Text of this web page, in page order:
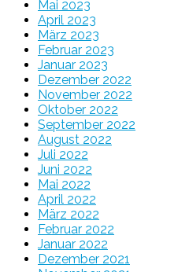
Mai 2023
April 2023
März 2023
Februar 2023
Januar 2023
Dezember 2022
November 2022
Oktober 2022
September 2022
August 2022
Juli 2022
Juni 2022
Mai 2022
April 2022
März 2022
Februar 2022
Januar 2022
Dezember 2021